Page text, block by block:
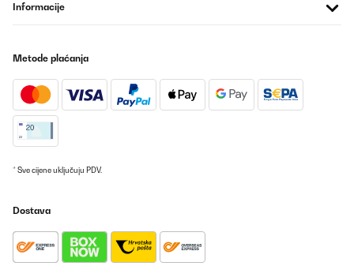
Top Produkt. Sieht gut aus, tut was es soll. Einlagen schrubben
ein bisschen am Gummi in der Tür - ist aber egal.
Amazon-Benutzer
Très bonne facture pour cette cave à vin seul bémol quand on
veut changer le sens d’ouverture l’inscription de la marque se
Informacije
Metode plaćanja
* Sve cijene uključuju PDV.
Dostava